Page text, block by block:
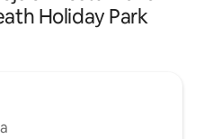
Holiday Park